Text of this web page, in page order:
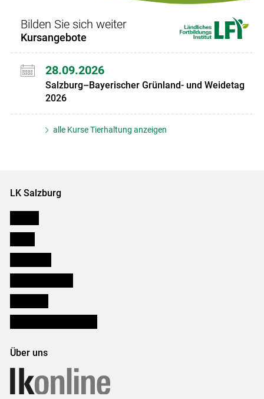
Bilden Sie sich weiter
Kursangebote
28.09.2026
Salzburg–Bayerischer Grünland- und Weidetag
2026
alle Kurse Tierhaltung anzeigen
LK Salzburg
Über uns